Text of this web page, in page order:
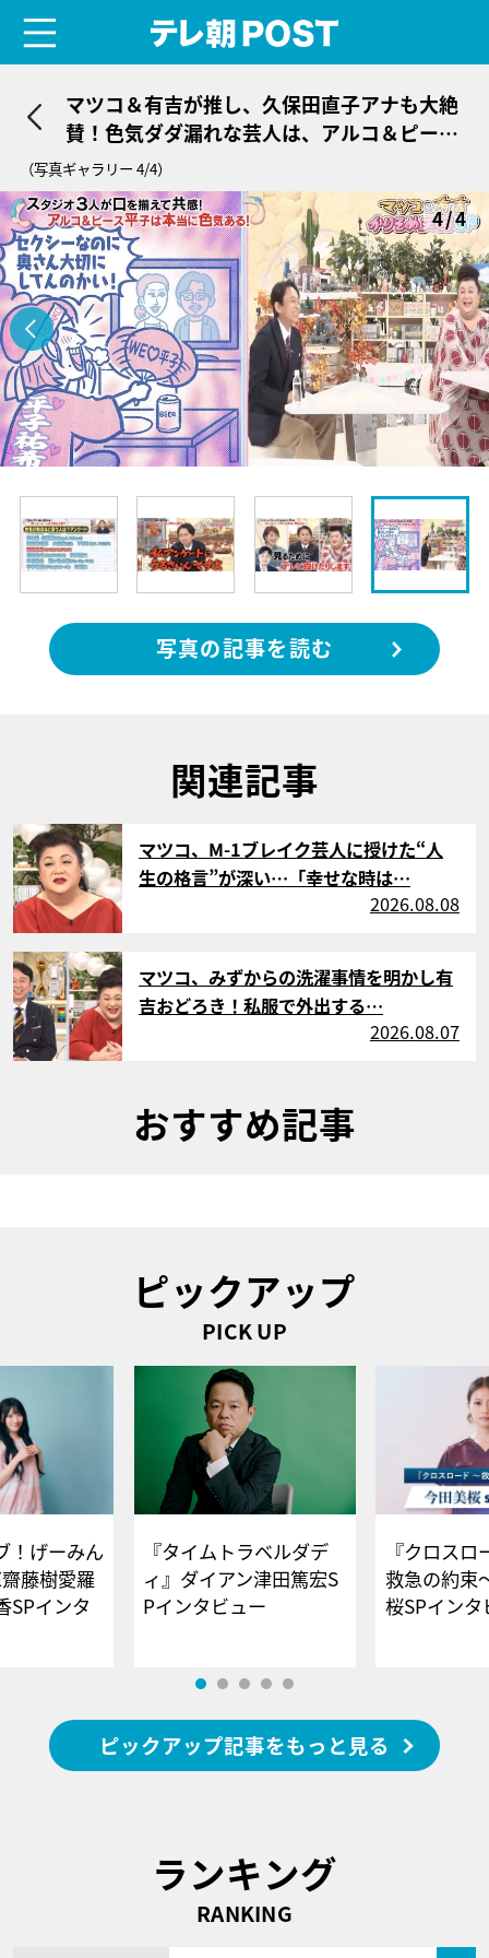
マツコ＆有吉が推し、久保田直子アナも大絶
賛！色気ダダ漏れな芸人は、アルコ＆ピー
ス・平子
（写真ギャラリー 4/4）
4/4
写真の記事を読む
関連記事
サムネイル
マツコ、M-1ブレイク芸人に授けた“人
生の格言”が深い…「幸せな時は…
2026.08.08
サムネイル
マツコ、みずからの洗濯事情を明かし有
吉おどろき！私服で外出する…
2026.08.07
おすすめ記事
ピックアップ
PICK UP
！げーみん
藤樹愛羅
SPインタ
『タイムトラベルダデ
ィ』ダイアン津田篤宏S
Pインタビュー
『クロス
救急の約束
桜SPイ
ピックアップ記事をもっと見る
ランキング
RANKING